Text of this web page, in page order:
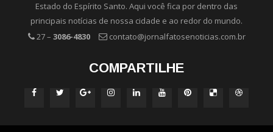
Estado do Espírito Santo. Aqui você fica por dentro das
principais notícias de nossa cidade e ao redor do mundo.
27 – 3086-4830 contato@jornalfatosenoticias.com.br
COMPARTILHE